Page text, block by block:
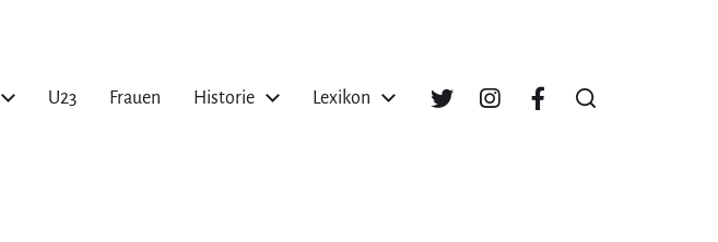
U23 Frauen Historie Lexikon